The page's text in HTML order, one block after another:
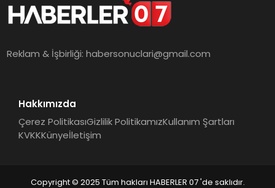
Reklam & İşbirliği:habersonuclari@gmail.com
Hakkımızda
Çerez PolitikasıGizlilik PolitikamızKullanım Şartları
KVKKKünyeİletişim
Copyright © 2025 Tüm hakları HABERLER 07 'de saklıdır.